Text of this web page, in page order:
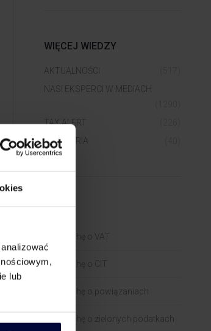
lub
WIĘCEJ WIEDZY
AKTUALNOŚCI
NASI EKSPERCI W MEDIACH
TAX ALERT
WEBINARIA
Trochę o VAT
Trochę o CIT
Trochę o powiązaniach​
Trochę o zielonych podatkach